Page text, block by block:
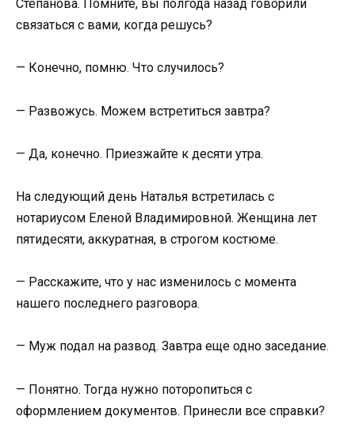
Степанова. Помните, вы полгода назад говорили
связаться с вами, когда решусь?
— Конечно, помню. Что случилось?
— Развожусь. Можем встретиться завтра?
— Да, конечно. Приезжайте к десяти утра.
На следующий день Наталья встретилась с
нотариусом Еленой Владимировной. Женщина лет
пятидесяти, аккуратная, в строгом костюме.
— Расскажите, что у нас изменилось с момента
нашего последнего разговора.
— Муж подал на развод. Завтра еще одно заседание.
— Понятно. Тогда нужно поторопиться с
оформлением документов. Принесли все справки?